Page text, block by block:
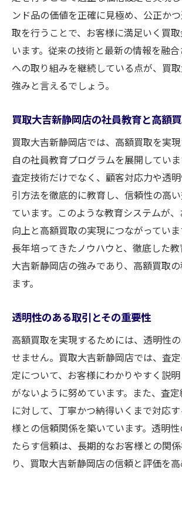
ンド品の価値を正確に見極め、公正か
取を行うことで、お客様に満足いく買
います。従来の技術と最新の情報を融
への取り組みを継続している点が、買
強みと言えるでしょう。
買取大吉新静岡店の社員教育と高額
買取大吉新静岡店では、高額買取を実
自の社員教育プログラムを展開してい
査定技術だけでなく、顧客対応力や透
引方法を徹底的に教育し、信頼性の高
ています。このような教育システムが
向上と高額買取の実現につながってい
長年培ってきたノウハウと、徹底した
大吉新静岡店の強みであり、高額買取
ます。
透明性のある取引とその重要性
高額買取を実現するためには、透明性
せません。買取大吉新静岡店では、査
定について、お客様にわかりやすく説
がないように努めています。また、査
に対して、丁寧かつ納得いくまで対応
様との信頼関係を築いています。透明
たらす信頼は、長期的なお客様との関
り、買取大吉新静岡店の信頼と評価を高